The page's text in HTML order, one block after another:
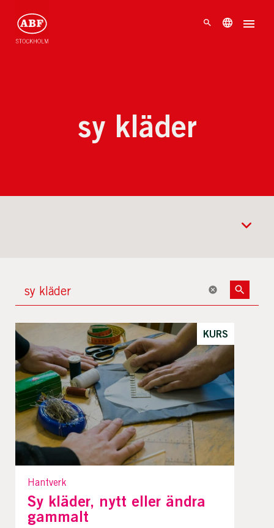
sy kläder
KURS
Hantverk
Sy kläder, nytt eller ändra
gammalt